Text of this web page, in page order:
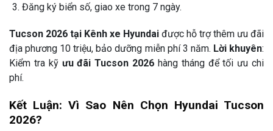
Đăng ký biển số, giao xe trong 7 ngày.
Tucson 2026 tại Kênh xe Hyundai được hỗ trợ thêm ưu đãi
địa phương 10 triệu, bảo dưỡng miễn phí 3 năm. Lời khuyên:
Kiểm tra kỹ ưu đãi Tucson 2026 hàng tháng để tối ưu chi
phí.
Kết Luận: Vì Sao Nên Chọn Hyundai Tucson
2026?